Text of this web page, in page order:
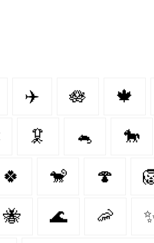
✈️ 🪷 🍁
🦑 🐁 🐎
🍀 🐒 🍄
🐝 🌊 🦐